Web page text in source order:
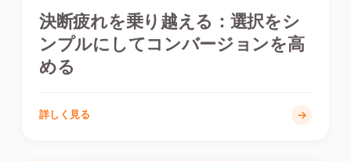
決断疲れを乗り越える：選択をシ
ンプルにしてコンバージョンを高
める
詳しく見る